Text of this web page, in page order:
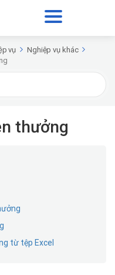
vụ
Nghiệp vụ khác
thưởng
từ tệp Excel